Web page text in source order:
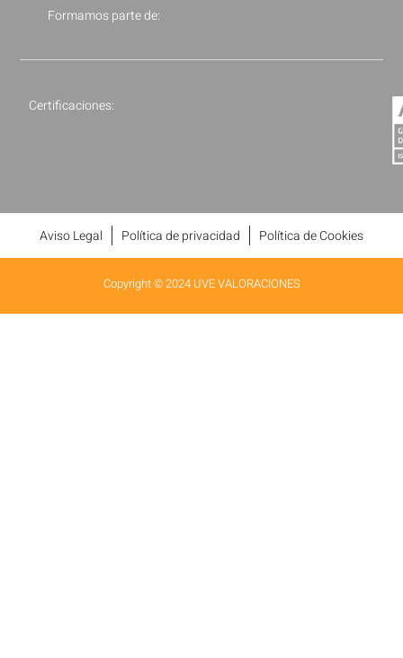
Formamos parte de:
Certificaciones:
Aviso Legal Política de privacidad Política de Cookies
Copyright © 2024 UVE VALORACIONES